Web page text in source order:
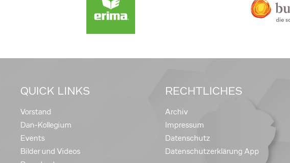
QUICK LINKS
Vorstand
Dan-Kollegium
Events
Bilder und Videos
RECHTLICHES
Archiv
Impressum
Datenschutz
Datenschutzerklärung App